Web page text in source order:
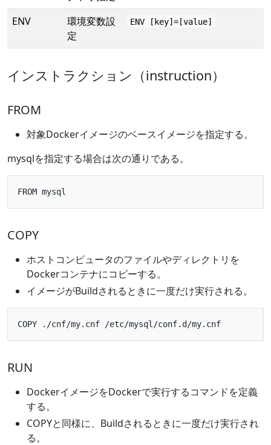
ENV
環境変数設
定
ENV [key]=[value]
インストラクション（instruction）
FROM
対象Dockerイメージのベースイメージを指定する。
mysqlを指定する場合は次の通りである。
COPY
ホストコンピュータのファイルやディレクトリを
Dockerコンテナにコピーする。
イメージがBuildされるときに一度だけ実行される。
RUN
DockerイメージをDockerで実行するコマンドを定義
する。
COPYと同様に、Buildされるときに一度だけ実行され
る。